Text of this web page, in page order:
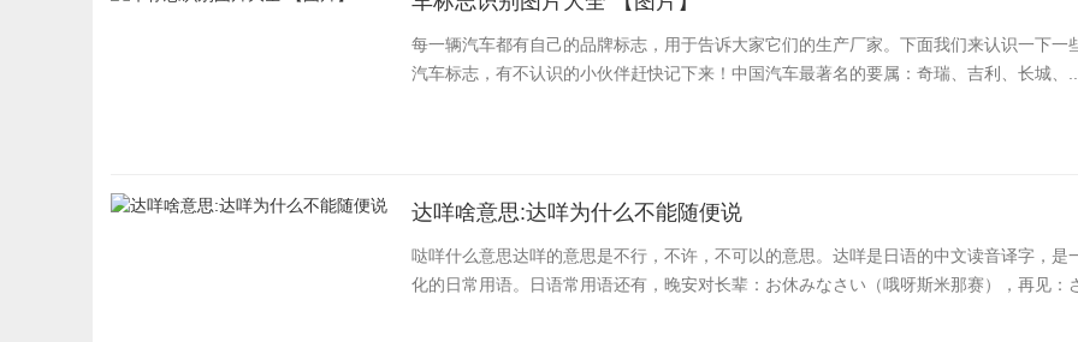
每一辆汽车都有自己的品牌标志，用于告诉大家它们的生产厂家。下面我们来认识一下一
汽车标志，有不认识的小伙伴赶快记下来！中国汽车最著名的要属：奇瑞、吉利、长城、
达咩啥意思:达咩为什么不能随便说
哒咩什么意思达咩的意思是不行，不许，不可以的意思。达咩是日语的中文读音译字，是
化的日常用语。日语常用语还有，晚安对长辈：お休みなさい（哦呀斯米那赛），再见：